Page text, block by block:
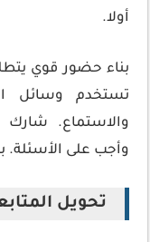
أولا.
بناء حضور قوي
تستخدم وسائل
والاستماع.
وأجب على الأسئلة.
تحويل